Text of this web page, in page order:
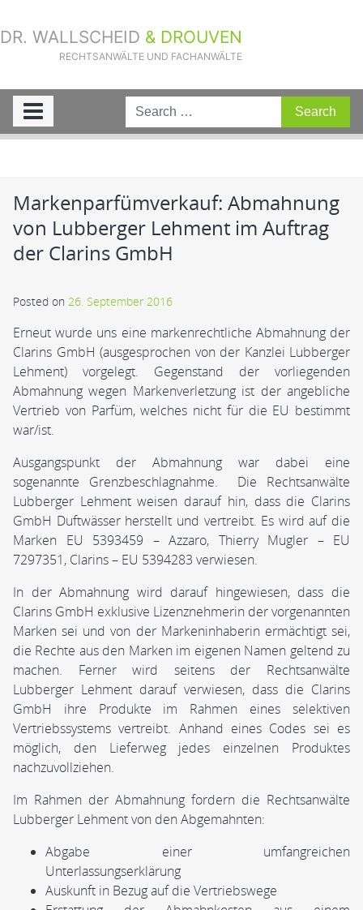
DR. WALLSCHEID & DROUVEN
RECHTSANWÄLTE UND FACHANWÄLTE
Sie sind hier: Aktuelle Fälle»
Abmahnung von Lubberger Lehment im Auftrag der Clarins GmbH
Markenparfümverkauf: Abmahnung
von Lubberger Lehment im Auftrag
der Clarins GmbH
Posted on 26. September 2016
Erneut wurde uns eine markenrechtliche Abmahnung der
Clarins GmbH (ausgesprochen von der Kanzlei Lubberger
Lehment) vorgelegt. Gegenstand der vorliegenden
Abmahnung wegen Markenverletzung ist der angebliche
Vertrieb von Parfüm, welches nicht für die EU bestimmt
war/ist.
Ausgangspunkt der Abmahnung war dabei eine
sogenannte Grenzbeschlagnahme. Die Rechtsanwälte
Lubberger Lehment weisen darauf hin, dass die Clarins
GmbH Duftwässer herstellt und vertreibt. Es wird auf die
Marken EU 5393459 – Azzaro, Thierry Mugler – EU
7297351, Clarins – EU 5394283 verwiesen.
In der Abmahnung wird darauf hingewiesen, dass die
Clarins GmbH exklusive Lizenznehmerin der vorgenannten
Marken sei und von der Markeninhaberin ermächtigt sei,
die Rechte aus den Marken im eigenen Namen geltend zu
machen. Ferner wird seitens der Rechtsanwälte
Lubberger Lehment darauf verwiesen, dass die Clarins
GmbH ihre Produkte im Rahmen eines selektiven
Vertriebssystems vertreibt. Anhand eines Codes sei es
möglich, den Lieferweg jedes einzelnen Produktes
nachzuvollziehen.
Im Rahmen der Abmahnung fordern die Rechtsanwälte
Lubberger Lehment von den Abgemahnten:
Abgabe einer umfangreichen
Unterlassungserklärung
Auskunft in Bezug auf die Vertriebswege